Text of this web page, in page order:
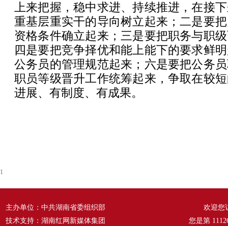
上来把握，稳中求进、持续推进，在接
重基层重实干的导向树立起来；二是要
资格条件确立起来；三是要把职务与职
四是要把竞争择优和能上能下的要求鲜
公务员的管理规范起来；六是要把公务
职员等级晋升工作统筹起来，争取在较
进展、有制度、有成果。
1
主办单位：中共湖南省委组织部
技术支持：湖南红网新媒体集团
欢迎您
您是第